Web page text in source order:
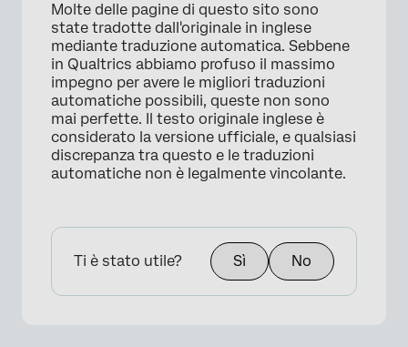
Molte delle pagine di questo sito sono
state tradotte dall'originale in inglese
mediante traduzione automatica. Sebbene
in Qualtrics abbiamo profuso il massimo
impegno per avere le migliori traduzioni
automatiche possibili, queste non sono
mai perfette. Il testo originale inglese è
considerato la versione ufficiale, e qualsiasi
discrepanza tra questo e le traduzioni
automatiche non è legalmente vincolante.
Ti è stato utile? Sì No